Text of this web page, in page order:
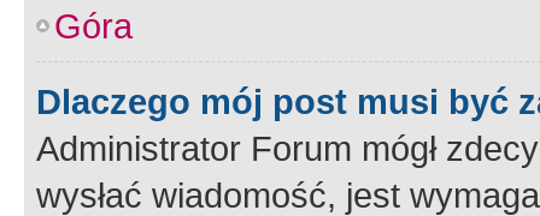
Góra
Dlaczego mój post musi być
Administrator Forum mógł
wysłać wiadomość, jest